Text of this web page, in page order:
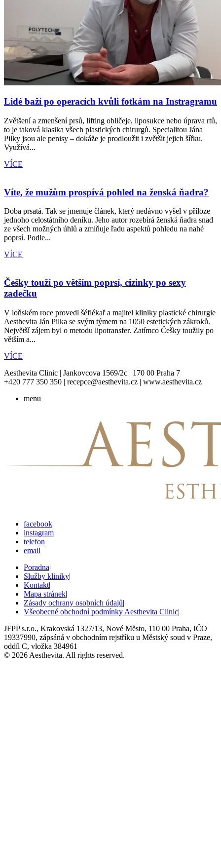
Lidé baží po operacích kvůli fotkám na Instragramu
Zvětšení a zmenšení prsů, lifting obličeje, liposukce nebo úprava rtů,
to je taková klasika všech plastických chirurgů. Specialitou Jána
Pilky jsou ale penisy – dokáže je prodloužit i zvětšit jejich šířku.
Využívá...
VÍCE
Víte, že mužům prospívá pohled na ženská ňadra?
Doba prsatá. Tak se jmenuje článek, který nedávno vyšel v příloze
jednoho celostátního deníku. Jeho autor rozebírá ženská ňadra snad
ze všech možných úhlů a zmiňuje řadu aspektů pohledu na nahé
poprsí. Podle...
VÍCE
Češky touží po větším poprsí, cizinky po sexy
zadečku
V loňském roce provedl šéflékař a majitel kliniky plastické chirurgie
Aesthevita Ján Pilka se svým týmem na 1050 estetických zákroků.
Největší zájem byl o metodu lipotransfer. Zatímco Češky toužily po
větším a...
VÍCE
Aesthevita Clinic | Jankovcova 1569/2c | 170 00 Praha 7
+420 777 350 350 | recepce@aesthevita.cz | www.aesthevita.cz
menu
facebook
instagram
telefon
email
Poradna|
Služby kliniky|
Kontakt|
Mapa stránek|
Zásady ochrany osobních údajů|
Všeobecné obchodní podmínky Aesthevita Clinic|
JFPP s.r.o., Krakovská 1327/13, Nové Město, 110 00 Praha, IČO
19337990, zápsáná v obchodním rejstříku u Městský soud v Praze,
oddíl C, vložka 384961
© 2026 Aesthevita. All rights reserved.